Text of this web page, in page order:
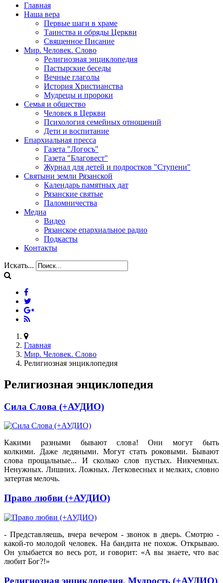
Главная
Наша вера
Первые шаги в храме
Таинства и обряды Церкви
Священное Писание
Мир. Человек. Слово
Религиозная энциклопедия
Пастырские беседы
Вечные глаголы
История Христианства
Мудрецы и пророки
Семья и общество
Человек в Церкви
Психология семейных отношений
Дети и воспитание
Епархиальная пресса
Газета "Логосъ"
Газета "Благовест"
Журнал для детей и подростков "Ступени"
Святыни земли Рязанской
Календарь памятных дат
Рязанские святые
Паломничества
Медиа
Видео
Рязанское епархиальное радио
Подкасты
Контакты
Искать...
Главная
Мир. Человек. Слово
Религиозная энциклопедия
Религиозная энциклопедия
Сила Слова (+АУДИО)
Какими разными бывают слова! Они могут быть
колкими. Даже ледяными. Могут стать роковыми. Бывают
слова прощальные... И сколько слов пустых. Никчемных.
Ненужных. Лишних. Ложных. Легковесных и мелких, словно
затертая мелочь.
Право любви (+АУДИО)
- Представляешь, вчера вечером - звонок в дверь. Смотрю -
какой-то молодой человек. На бандита не похож. Открываю.
Он улыбается во весь рот, и говорит: «А вы знаете, что вас
любит Бог?!»
Религиозная энциклопедия. Мудрость (+АУДИО)